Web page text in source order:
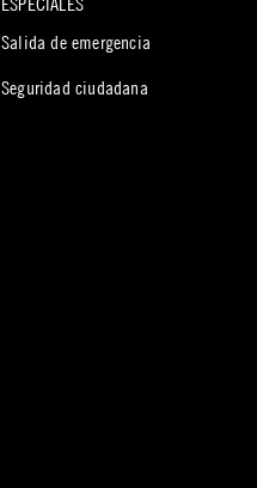
Salida de emergencia
Seguridad ciudadana